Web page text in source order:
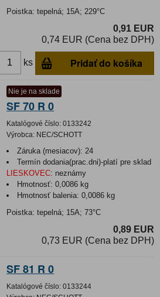
Poistka: tepelná; 15A; 229°C
0,91 EUR
0,74 EUR (Cena bez DPH)
ks Pridať do košíka
Nie je na sklade
SF 70 R 0
Katalógové číslo: 0133242
Výrobca: NEC/SCHOTT
Záruka (mesiacov): 24
Termín dodania(prac.dni)-platí pre sklad
LIESKOVEC: neznámy
Hmotnosť:0,0086 kg
Hmotnosť balenia:0,0086 kg
Poistka: tepelná; 15A; 73°C
0,89 EUR
0,73 EUR (Cena bez DPH)
SF 81 R 0
Katalógové číslo: 0133244